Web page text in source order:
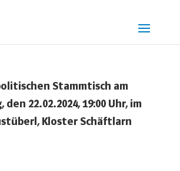
Stammtisch am
22.02.2024, 19:00 Uhr, im
Kloster Schäftlarn